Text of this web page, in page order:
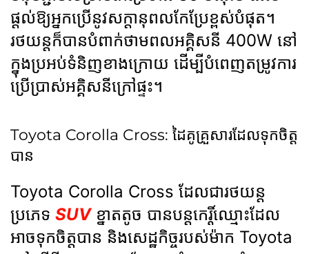
ផ្ដល់ឱ្យអ្នកប្រើនូវសក្តានុពលកែប្រែខ្ពស់បំផុត។
រថយន្តក៏បានបំពាក់ថាមពលអគ្គិសនី 400W នៅ
ក្នុងប្រអប់ទំនិញខាងក្រោយ ដើម្បីបំពេញតម្រូវការ
ប្រើប្រាស់អគ្គិសនីក្រៅផ្ទះ។
Toyota Corolla Cross: ដៃគូគ្រួសារដែលទុកចិត្ត
បាន
Toyota Corolla Cross ដែលជារថយន្ត
ប្រភេទ SUVខ្នាតតូច បានបន្តកេរ្តិ៍ឈ្មោះដែល
អាចទុកចិត្តបាន និងសេដ្ឋកិច្ចរបស់ម៉ាក Toyota